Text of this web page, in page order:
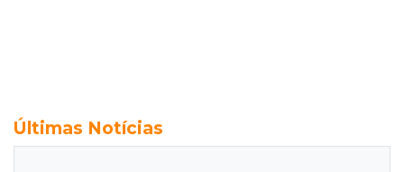
Últimas Notícias